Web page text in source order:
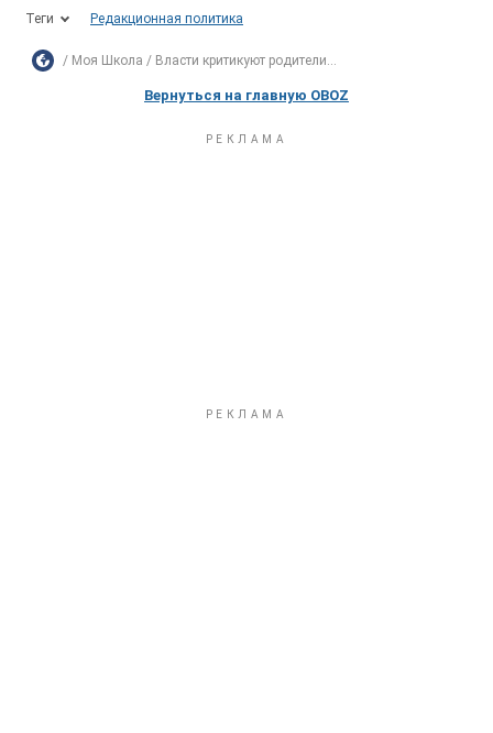
Теги Редакционная политика
Моя Школа Власти критикуют родители...
Вернуться на главную OBOZ